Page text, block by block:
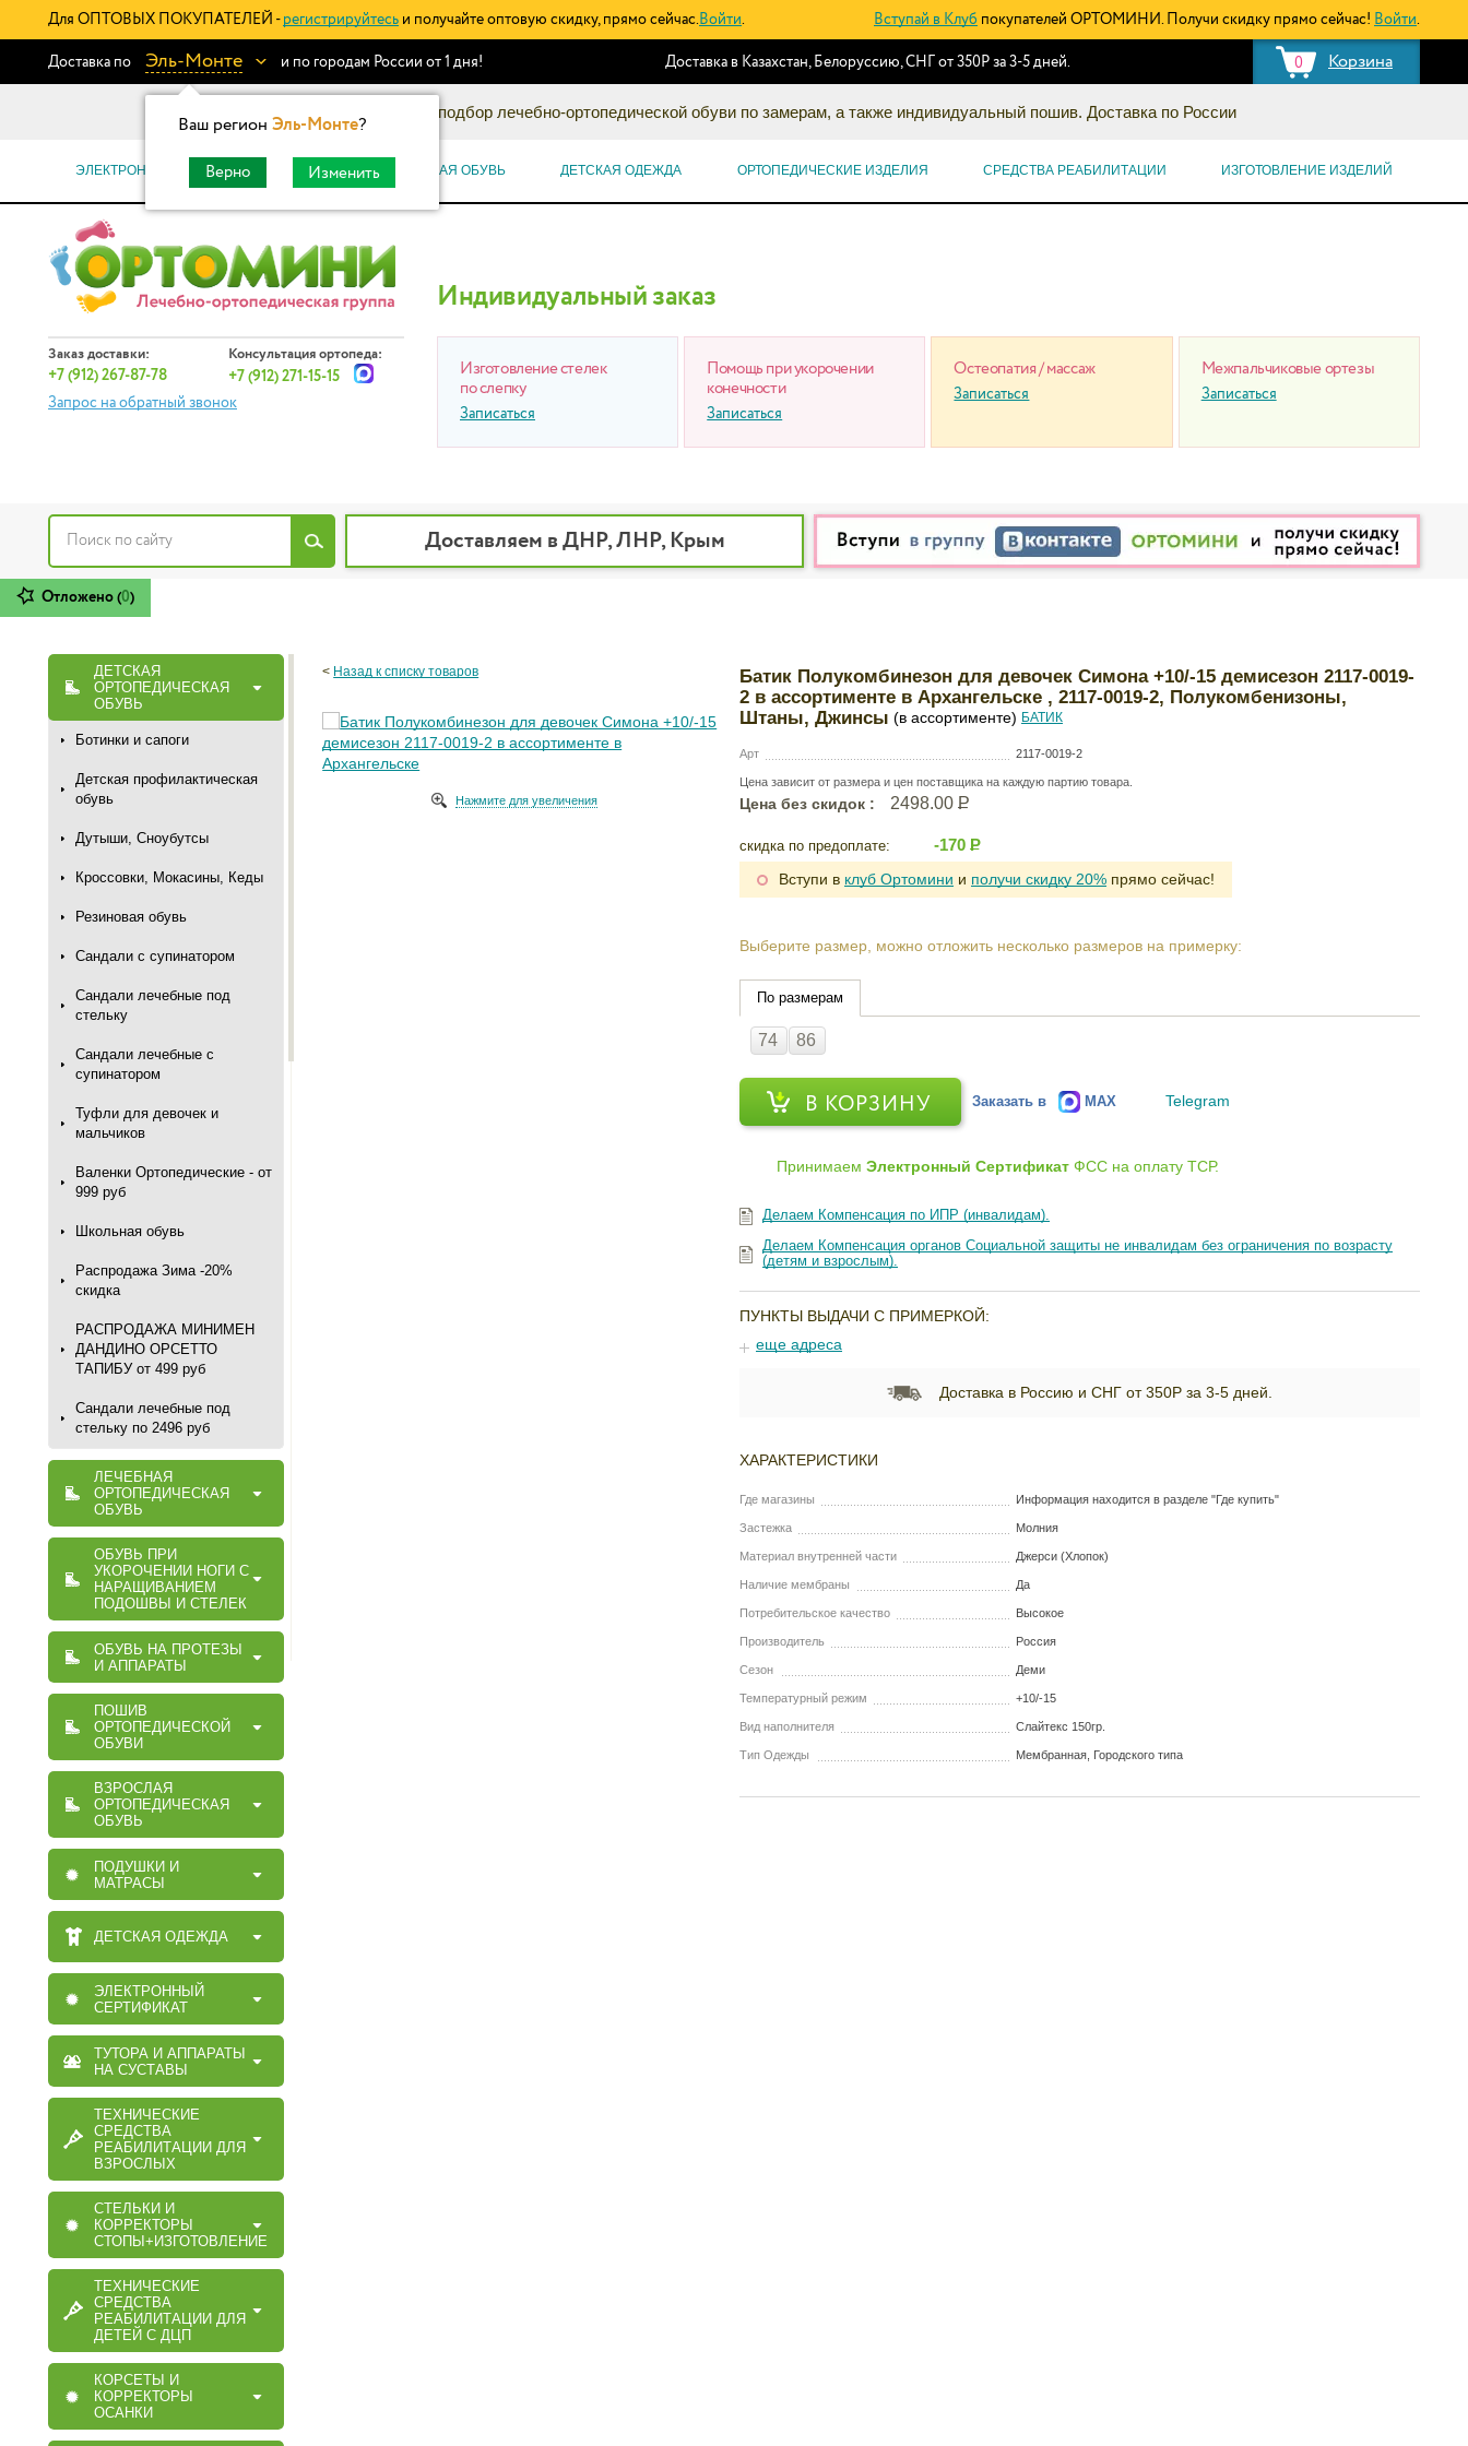
Для ОПТОВЫХ ПОКУПАТЕЛЕЙ - регистрируйтесь и получайте оптовую скидку, прямо сейчас.Войти. Вступай в Клуб покупателей ОРТОМИНИ. Получи скидку прямо сейчас! Войти.
Доставка по Эль-Монте
Ваш регион Эль-Монте?
Верно Изменить
и по городам России от 1 дня! 0 Корзина
Доставка в Казахстан, Белоруссию, СНГ от 350Р за 3-5 дней.
Информационный каталог: подбор лечебно-ортопедической обуви по замерам, а также индивидуальный пошив. Доставка по России
ЭЛЕКТРОННЫЕ СЕРТИФИКАТЫ ОРТОПЕДИЧЕСКАЯ ОБУВЬ ДЕТСКАЯ ОДЕЖДА ОРТОПЕДИЧЕСКИЕ ИЗДЕЛИЯ СРЕДСТВА РЕАБИЛИТАЦИИ ИЗГОТОВЛЕНИЕ ИЗДЕЛИЙ
Заказ доставки:
+7 (912) 267-87-78
Консультация ортопеда:
+7 (912) 271-15-15
Запрос на обратный звонок
Индивидуальный заказ
Изготовление стелек
по слепку
Записаться
Помощь при укорочении
конечности
Записаться
Остеопатия / массаж
Записаться
Межпальчиковые ортезы
Записаться
Доставляем в ДНР, ЛНР, Крым
Отложено (0)
ДЕТСКАЯ
ОРТОПЕДИЧЕСКАЯ
ОБУВЬ
Ботинки и сапоги
Детская профилактическая
обувь
Дутыши, Сноубутсы
Кроссовки, Мокасины, Кеды
Резиновая обувь
Сандали с супинатором
Сандали лечебные под
стельку
Сандали лечебные с
супинатором
Туфли для девочек и
мальчиков
Валенки Ортопедические - от
999 руб
Школьная обувь
Распродажа Зима -20%
скидка
РАСПРОДАЖА МИНИМЕН
ДАНДИНО ОРСЕТТО
ТАПИБУ от 499 руб
Сандали лечебные под
стельку по 2496 руб
ЛЕЧЕБНАЯ
ОРТОПЕДИЧЕСКАЯ
ОБУВЬ
ОБУВЬ ПРИ
УКОРОЧЕНИИ НОГИ С
НАРАЩИВАНИЕМ
ПОДОШВЫ И СТЕЛЕК
ОБУВЬ НА ПРОТЕЗЫ
И АППАРАТЫ
ПОШИВ
ОРТОПЕДИЧЕСКОЙ
ОБУВИ
ВЗРОСЛАЯ
ОРТОПЕДИЧЕСКАЯ
ОБУВЬ
ПОДУШКИ И
МАТРАСЫ
ДЕТСКАЯ ОДЕЖДА
ЭЛЕКТРОННЫЙ
СЕРТИФИКАТ
ТУТОРА И АППАРАТЫ
НА СУСТАВЫ
ТЕХНИЧЕСКИЕ
СРЕДСТВА
РЕАБИЛИТАЦИИ ДЛЯ
ВЗРОСЛЫХ
СТЕЛЬКИ И
КОРРЕКТОРЫ
СТОПЫ+ИЗГОТОВЛЕНИЕ
ТЕХНИЧЕСКИЕ
СРЕДСТВА
РЕАБИЛИТАЦИИ ДЛЯ
ДЕТЕЙ С ДЦП
КОРСЕТЫ И
КОРРЕКТОРЫ
ОСАНКИ
< Назад к списку товаров
Нажмите для увеличения
Батик Полукомбинезон для девочек Симона +10/-15 демисезон 2117-0019-
2 в ассортименте в Архангельске , 2117-0019-2, Полукомбенизоны,
Штаны, Джинсы (в ассортименте) БАТИК
Арт 2117-0019-2
Цена зависит от размера и цен поставщика на каждую партию товара.
Цена без скидок : 2498.00Р
скидка по предоплате: -170Р
Вступи в клуб Ортомини и получи скидку 20% прямо сейчас!
Выберите размер, можно отложить несколько размеров на примерку:
По размерам
74 86
В КОРЗИНУ Заказать в MAX Telegram
ПринимаемЭлектронный Сертификат ФСС на оплату ТСР.
Делаем Компенсация по ИПР (инвалидам).
Делаем Компенсация органов Социальной защиты не инвалидам без ограничения по возрасту
(детям и взрослым).
ПУНКТЫ ВЫДАЧИ С ПРИМЕРКОЙ:
еще адреса
Доставка в Россию и СНГ от 350Р за 3-5 дней.
ХАРАКТЕРИСТИКИ
Где магазины Информация находится в разделе "Где купить"
Застежка Молния
Материал внутренней части Джерси (Хлопок)
Наличие мембраны Да
Потребительское качество Высокое
Производитель Россия
Сезон Деми
Температурный режим +10/-15
Вид наполнителя Слайтекс 150гр.
Тип Одежды Мембранная, Городского типа